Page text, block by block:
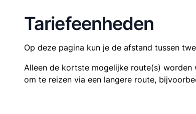
Tariefeenheden
Op deze pagina kun je de afstand tussen
Alleen de kortste mogelijke route(s)
om te reizen via een langere route,